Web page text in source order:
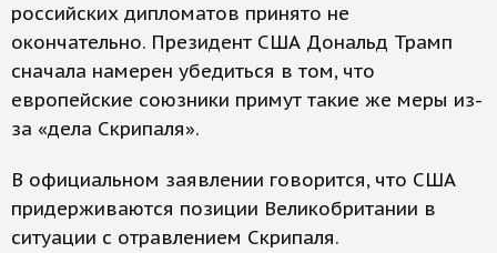
российских дипломатов принято не
окончательно. Президент США Дональд Трамп
сначала намерен убедиться в том, что
европейские союзники примут такие же меры из-
за «дела Скрипаля».
В официальном заявлении говорится, что США
придерживаются позиции Великобритании в
ситуации с отравлением Скрипаля.